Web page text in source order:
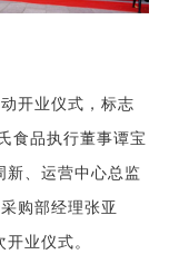
开业仪式，标志
食品执行董事谭宝
新、运营中心总监
购部经理张亚
业仪式。